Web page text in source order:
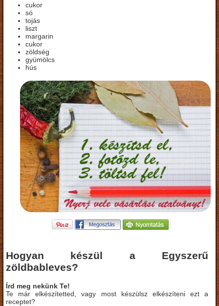
cukor
só
tojás
liszt
margarin
cukor
zöldség
gyümölcs
hús
Hogyan készül a Egyszerű
zöldbableves?
Írd meg nekünk Te!
Te már elkészítetted, vagy most készülsz elkészíteni ezt a
receptet?